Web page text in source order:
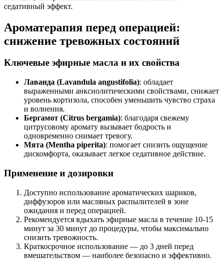
седативный эффект.
Ароматерапия перед операцией:
снижение тревожных состояний
Ключевые эфирные масла и их свойства
Лаванда (Lavandula angustifolia): обладает
выраженными анксиолитическими свойствами, снижает
уровень кортизола, способен уменьшить чувство страха
и волнения.
Бергамот (Citrus bergamia): благодаря свежему
цитрусовому аромату вызывает бодрость и
одновременно снимает тревогу.
Мята (Mentha piperita): помогает снизить ощущение
дискомфорта, оказывает легкое седативное действие.
Применение и дозировки
Доступно использование ароматических шариков,
диффузоров или масляных распылителей в зоне
ожидания и перед операцией.
Рекомендуется вдыхать эфирные масла в течение 10-15
минут за 30 минут до процедуры, чтобы максимально
снизить тревожность.
Краткосрочное использование — до 3 дней перед
вмешательством — наиболее безопасно и эффективно.